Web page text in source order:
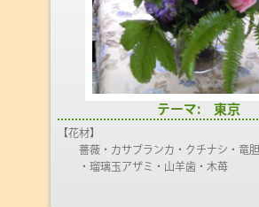
テーマ: 東京
【花材】
薔薇・カサブランカ・クチナシ・竜胆
・瑠璃玉アザミ・山羊歯・木苺